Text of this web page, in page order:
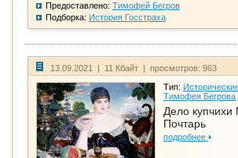
Предоставлено: Тимофей Бегров
Подборка: История Госстраха
13.09.2021 | 11 Кбайт | просмотров: 963
Тип:
Тимофея Бегрова
Дело
Почтарь
подробнее